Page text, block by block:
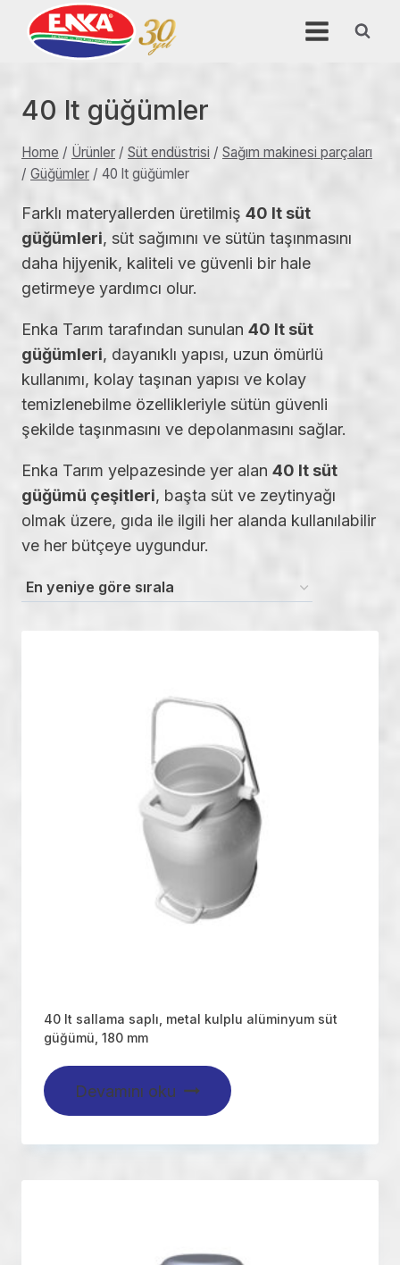
content
40 lt güğümler
Home / Ürünler / Süt endüstrisi / Sağım makinesi parçaları
/ Güğümler / 40 lt güğümler
Farklı materyallerden üretilmiş 40 lt süt
güğümleri, süt sağımını ve sütün taşınmasını
daha hijyenik, kaliteli ve güvenli bir hale
getirmeye yardımcı olur.
Enka Tarım tarafından sunulan 40 lt süt
güğümleri, dayanıklı yapısı, uzun ömürlü
kullanımı, kolay taşınan yapısı ve kolay
temizlenebilme özellikleriyle sütün güvenli
şekilde taşınmasını ve depolanmasını sağlar.
Enka Tarım yelpazesinde yer alan 40 lt süt
güğümü çeşitleri, başta süt ve zeytinyağı
olmak üzere, gıda ile ilgili her alanda kullanılabilir
ve her bütçeye uygundur.
40 lt sallama saplı, metal kulplu alüminyum süt
güğümü, 180 mm
Devamını oku